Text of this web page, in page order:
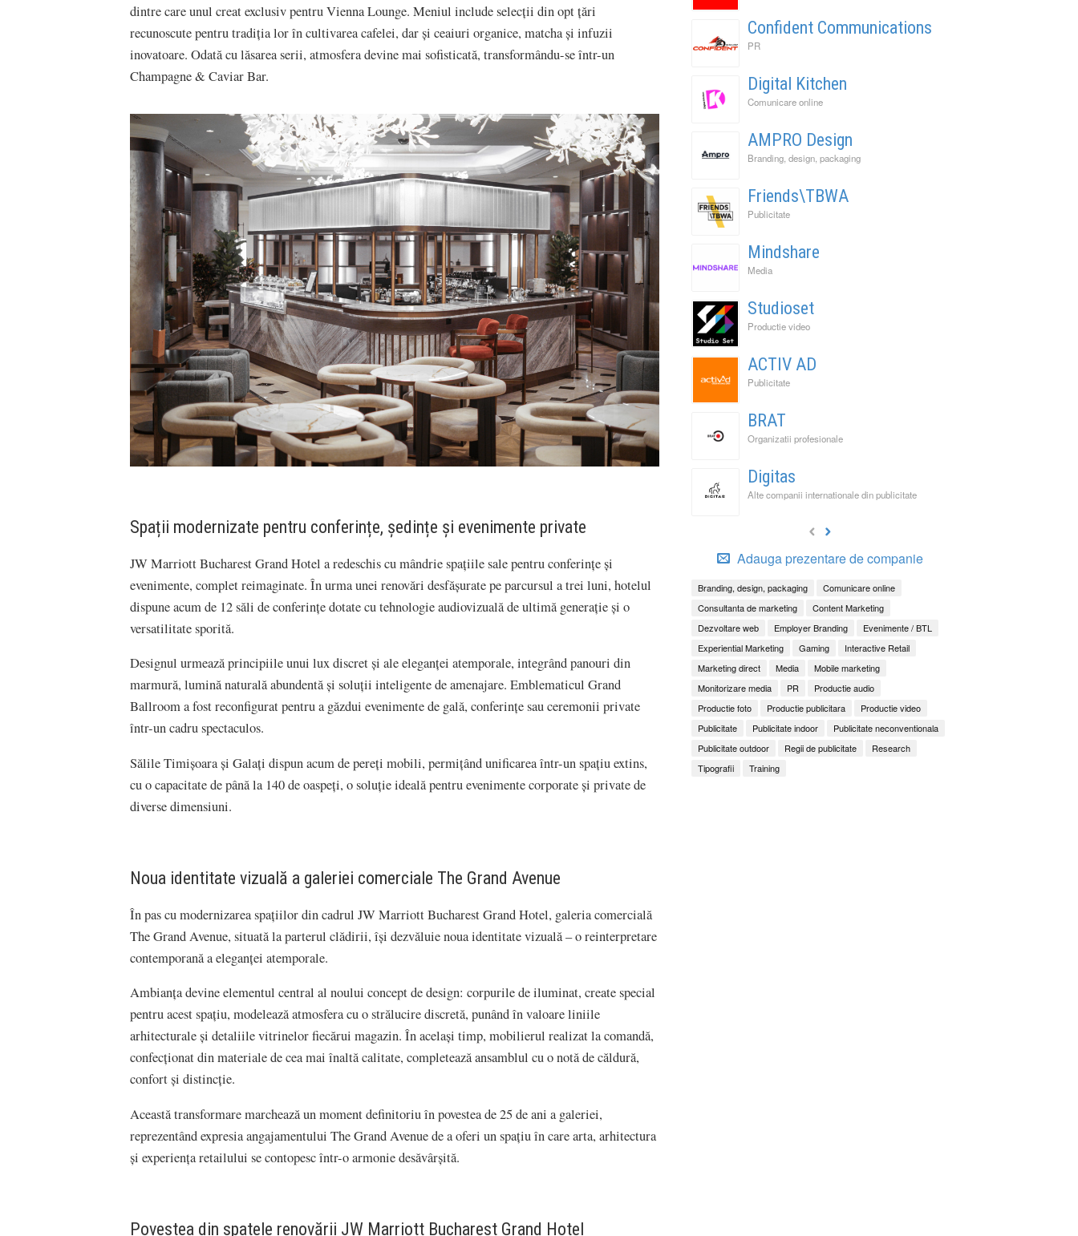
dintre care unul creat exclusiv pentru Vienna Lounge. Meniul include selecții din opt țări
recunoscute pentru tradiția lor în cultivarea cafelei, dar și ceaiuri organice, matcha și infuzii
inovatoare. Odată cu lăsarea serii, atmosfera devine mai sofisticată, transformându-se într-un
Champagne & Caviar Bar.
Spații modernizate pentru conferințe, ședințe și evenimente private
JW Marriott Bucharest Grand Hotel a redeschis cu mândrie spațiile sale pentru conferințe și
evenimente, complet reimaginate. În urma unei renovări desfășurate pe parcursul a trei luni, hotelul
dispune acum de 12 săli de conferințe dotate cu tehnologie audiovizuală de ultimă generație și o
versatilitate sporită.
Designul urmează principiile unui lux discret și ale eleganței atemporale, integrând panouri din
marmură, lumină naturală abundentă și soluții inteligente de amenajare. Emblematicul Grand
Ballroom a fost reconfigurat pentru a găzdui evenimente de gală, conferințe sau ceremonii private
într-un cadru spectaculos.
Sălile Timișoara și Galați dispun acum de pereți mobili, permițând unificarea într-un spațiu extins,
cu o capacitate de până la 140 de oaspeți, o soluție ideală pentru evenimente corporate și private de
diverse dimensiuni.
Noua identitate vizuală a galeriei comerciale The Grand Avenue
În pas cu modernizarea spațiilor din cadrul JW Marriott Bucharest Grand Hotel, galeria comercială
The Grand Avenue, situată la parterul clădirii, își dezvăluie noua identitate vizuală – o reinterpretare
contemporană a eleganței atemporale.
Ambianța devine elementul central al noului concept de design: corpurile de iluminat, create special
pentru acest spațiu, modelează atmosfera cu o strălucire discretă, punând în valoare liniile
arhitecturale și detaliile vitrinelor fiecărui magazin. În același timp, mobilierul realizat la comandă,
confecționat din materiale de cea mai înaltă calitate, completează ansamblul cu o notă de căldură,
confort și distincție.
Această transformare marchează un moment definitoriu în povestea de 25 de ani a galeriei,
reprezentând expresia angajamentului The Grand Avenue de a oferi un spațiu în care arta, arhitectura
și experiența retailului se contopesc într-o armonie desăvârșită.
Povestea din spatele renovării JW Marriott Bucharest Grand Hotel
Confident Communications
PR
Digital Kitchen
Comunicare online
AMPRO Design
Branding, design, packaging
Friends\TBWA
Publicitate
Mindshare
Media
Studioset
Productie video
ACTIV AD
Publicitate
BRAT
Organizatii profesionale
Digitas
Alte companii internationale din publicitate
Adauga prezentare de companie
Branding, design, packaging
Comunicare online
Consultanta de marketing
Content Marketing
Dezvoltare web
Employer Branding
Evenimente / BTL
Experiential Marketing
Gaming
Interactive Retail
Marketing direct
Media
Mobile marketing
Monitorizare media
PR
Productie audio
Productie foto
Productie publicitara
Productie video
Publicitate
Publicitate indoor
Publicitate neconventionala
Publicitate outdoor
Regii de publicitate
Research
Tipografii
Training